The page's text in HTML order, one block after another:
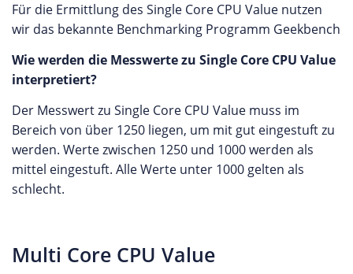
Für die Ermittlung des Single Core CPU Value nutzen
wir das bekannte Benchmarking Programm Geekbench
Wie werden die Messwerte zu Single Core CPU Value
interpretiert?
Der Messwert zu Single Core CPU Value muss im
Bereich von über 1250 liegen, um mit gut eingestuft zu
werden. Werte zwischen 1250 und 1000 werden als
mittel eingestuft. Alle Werte unter 1000 gelten als
schlecht.
Multi Core CPU Value